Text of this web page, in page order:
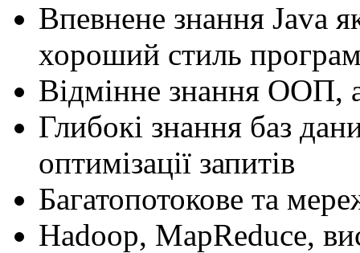
Впевнене знання Java
хороший стиль
Відмінне знання ООП,
Глибокі знання баз
оптимізації запитів
Багатопотокове та
Hadoop, MapReduce,